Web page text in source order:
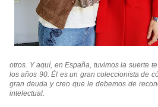
otros. Y aquí, en España, tuvimos la suerte
los años 90. Él es un gran coleccionista de
gran deuda y creo que le debemos de
intelectual.